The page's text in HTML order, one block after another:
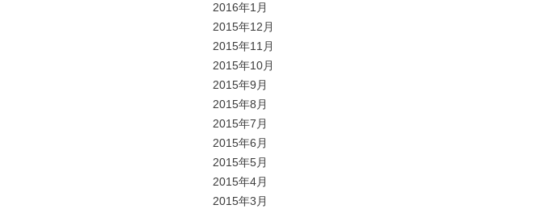
2016年1月
2015年12月
2015年11月
2015年10月
2015年9月
2015年8月
2015年7月
2015年6月
2015年5月
2015年4月
2015年3月